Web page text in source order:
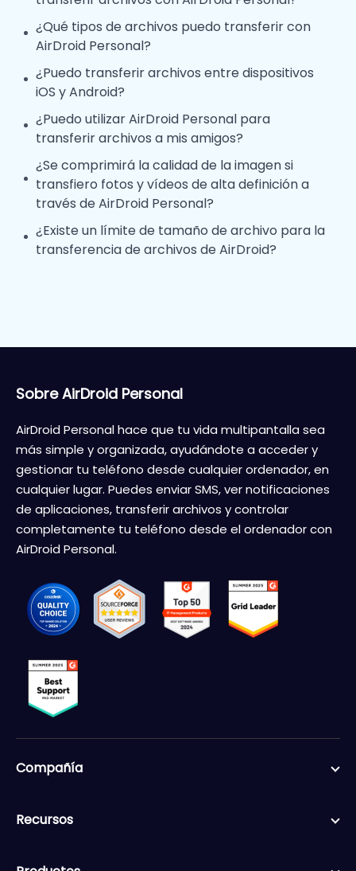
¿Qué tipos de archivos puedo transferir con
AirDroid Personal?
¿Puedo transferir archivos entre dispositivos
iOS y Android?
¿Puedo utilizar AirDroid Personal para
transferir archivos a mis amigos?
¿Se comprimirá la calidad de la imagen si
transfiero fotos y vídeos de alta definición a
través de AirDroid Personal?
¿Existe un límite de tamaño de archivo para la
transferencia de archivos de AirDroid?
Sobre AirDroid Personal
AirDroid Personal hace que tu vida multipantalla sea
más simple y organizada, ayudándote a acceder y
gestionar tu teléfono desde cualquier ordenador, en
cualquier lugar. Puedes enviar SMS, ver notificaciones
de aplicaciones, transferir archivos y controlar
completamente tu teléfono desde el ordenador con
AirDroid Personal.
Compañía
Recursos